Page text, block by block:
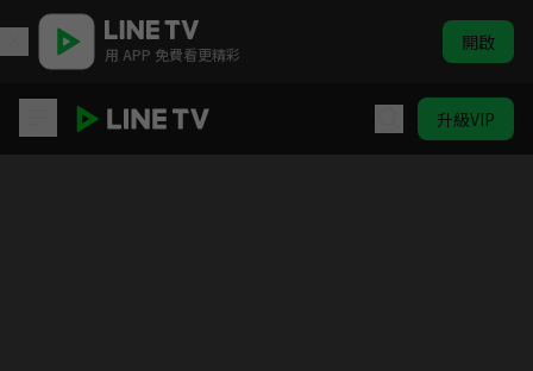
用 APP 免費看更精彩 開啟
升級VIP